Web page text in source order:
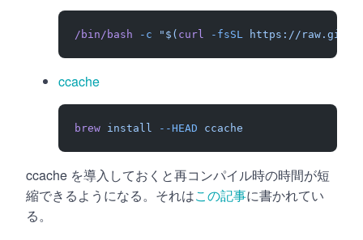
/bin/bash -c "$( curl -fsSL https://
ccache
brew install --HEAD ccache
ccache を導入しておくと再コンパイル時の時間が短
縮できるようになる。それはこの記事に書かれてい
る。